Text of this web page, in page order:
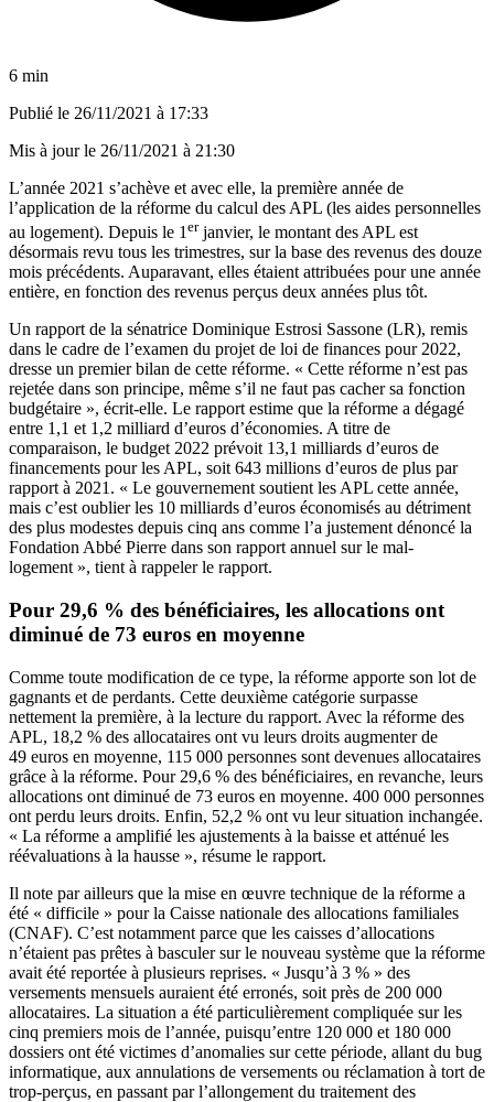
6 min
Publié le 26/11/2021 à 17:33
Mis à jour le 26/11/2021 à 21:30
L’année 2021 s’achève et avec elle, la première année de
l’application de la réforme du calcul des APL (les aides personnelles
au logement). Depuis le 1 erjanvier, le montant des APL est
désormais revu tous les trimestres, sur la base des revenus des douze
mois précédents. Auparavant, elles étaient attribuées pour une année
entière, en fonction des revenus perçus deux années plus tôt.
Un rapport de la sénatrice Dominique Estrosi Sassone (LR), remis
dans le cadre de l’examen du projet de loi de finances pour 2022,
dresse un premier bilan de cette réforme. « Cette réforme n’est pas
rejetée dans son principe, même s’il ne faut pas cacher sa fonction
budgétaire », écrit-elle. Le rapport estime que la réforme a dégagé
entre 1,1 et 1,2 milliard d’euros d’économies. A titre de
comparaison, le budget 2022 prévoit 13,1 milliards d’euros de
financements pour les APL, soit 643 millions d’euros de plus par
rapport à 2021. « Le gouvernement soutient les APL cette année,
mais c’est oublier les 10 milliards d’euros économisés au détriment
des plus modestes depuis cinq ans comme l’a justement dénoncé la
Fondation Abbé Pierre dans son rapport annuel sur le mal-
logement », tient à rappeler le rapport.
Pour 29,6 % des bénéficiaires, les allocations ont
diminué de 73 euros en moyenne
Comme toute modification de ce type, la réforme apporte son lot de
gagnants et de perdants. Cette deuxième catégorie surpasse
nettement la première, à la lecture du rapport. Avec la réforme des
APL, 18,2 % des allocataires ont vu leurs droits augmenter de
49 euros en moyenne, 115 000 personnes sont devenues allocataires
grâce à la réforme. Pour 29,6 % des bénéficiaires, en revanche, leurs
allocations ont diminué de 73 euros en moyenne. 400 000 personnes
ont perdu leurs droits. Enfin, 52,2 % ont vu leur situation inchangée.
« La réforme a amplifié les ajustements à la baisse et atténué les
réévaluations à la hausse », résume le rapport.
Il note par ailleurs que la mise en œuvre technique de la réforme a
été « difficile » pour la Caisse nationale des allocations familiales
(CNAF). C’est notamment parce que les caisses d’allocations
n’étaient pas prêtes à basculer sur le nouveau système que la réforme
avait été reportée à plusieurs reprises. « Jusqu’à 3 % » des
versements mensuels auraient été erronés, soit près de 200 000
allocataires. La situation a été particulièrement compliquée sur les
cinq premiers mois de l’année, puisqu’entre 120 000 et 180 000
dossiers ont été victimes d’anomalies sur cette période, allant du bug
informatique, aux annulations de versements ou réclamation à tort de
trop-perçus, en passant par l’allongement du traitement des